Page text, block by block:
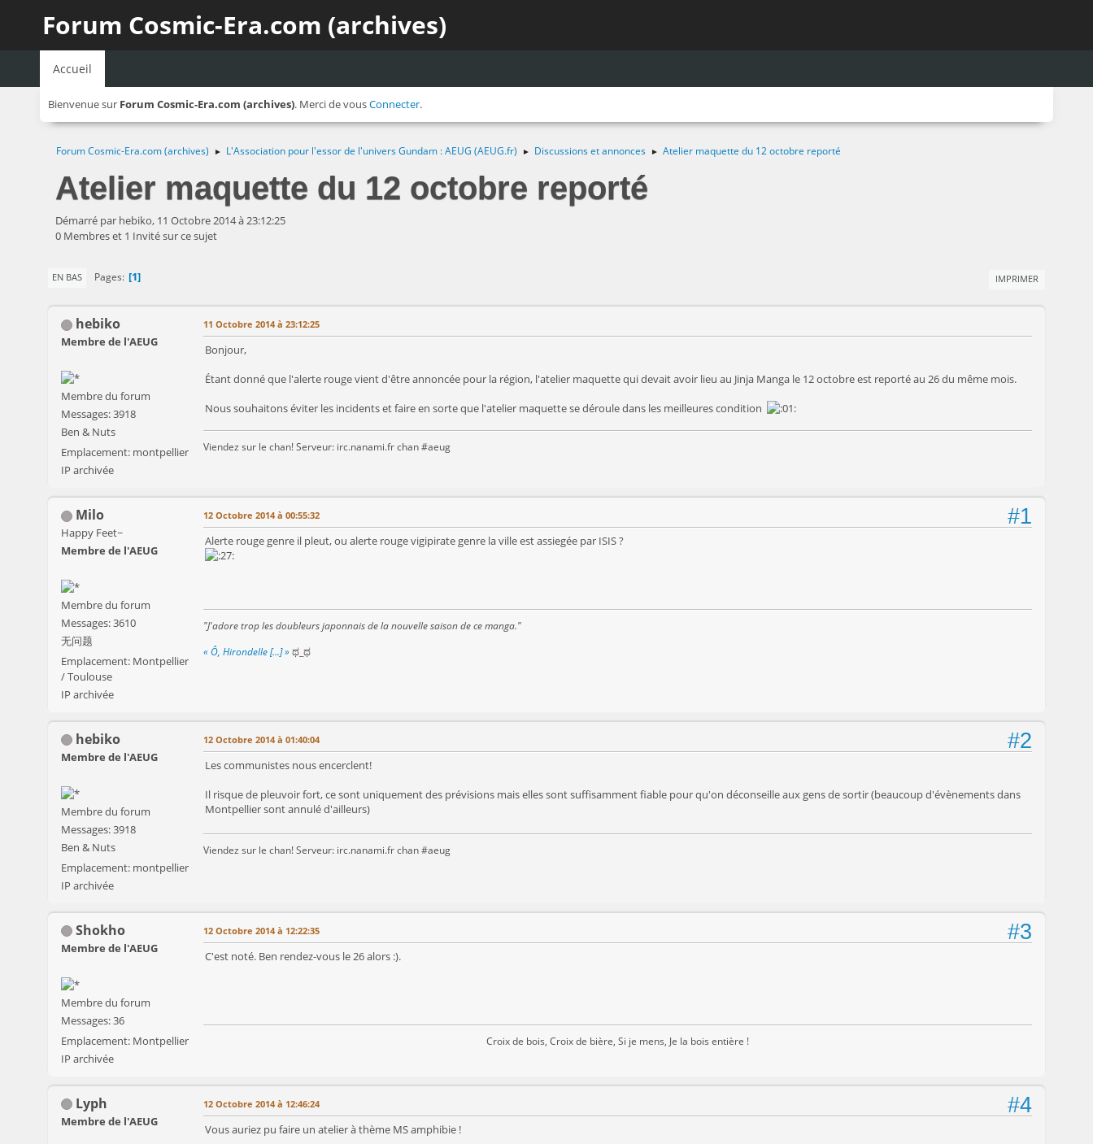
Forum Cosmic-Era.com (archives)
Accueil
Bienvenue sur Forum Cosmic-Era.com (archives). Merci de vousConnecter.
Forum Cosmic-Era.com (archives) ► L'Association pour l'essor de l'univers Gundam : AEUG (AEUG.fr) ► Discussions et annonces ► Atelier maquette du 12 octobre reporté
Atelier maquette du 12 octobre reporté
Démarré par hebiko, 11 Octobre 2014 à 23:12:25
0 Membres et 1 Invité sur ce sujet
IMPRIMER
EN BAS Pages 1
hebiko
Membre de l'AEUG
Membre du forum
Messages: 3918
Ben & Nuts
Emplacement: montpellier
IP archivée
11 Octobre 2014 à 23:12:25
Bonjour,
Étant donné que l'alerte rouge vient d'être annoncée pour la région, l'atelier maquette qui devait avoir lieu au Jinja Manga le 12 octobre est reporté au 26 du même mois.
Nous souhaitons éviter les incidents et faire en sorte que l'atelier maquette se déroule dans les meilleures condition
Viendez sur le chan! Serveur: irc.nanami.fr chan #aeug
Milo
Happy Feet~
Membre de l'AEUG
Membre du forum
Messages: 3610
无问题
Emplacement: Montpellier
/ Toulouse
IP archivée
#1
12 Octobre 2014 à 00:55:32
Alerte rouge genre il pleut, ou alerte rouge vigipirate genre la ville est assiegée par ISIS ?
"J'adore trop les doubleurs japonnais de la nouvelle saison de ce manga."
« Ô, Hirondelle [...] » ಥ_ಥ
hebiko
Membre de l'AEUG
Membre du forum
Messages: 3918
Ben & Nuts
Emplacement: montpellier
IP archivée
#2
12 Octobre 2014 à 01:40:04
Les communistes nous encerclent!
Il risque de pleuvoir fort, ce sont uniquement des prévisions mais elles sont suffisamment fiable pour qu'on déconseille aux gens de sortir (beaucoup d'évènements dans
Montpellier sont annulé d'ailleurs)
Viendez sur le chan! Serveur: irc.nanami.fr chan #aeug
Shokho
Membre de l'AEUG
Membre du forum
Messages: 36
Emplacement: Montpellier
IP archivée
#3
12 Octobre 2014 à 12:22:35
C'est noté. Ben rendez-vous le 26 alors :).
Croix de bois, Croix de bière, Si je mens, Je la bois entière !
Lyph
Membre de l'AEUG
#4
12 Octobre 2014 à 12:46:24
Vous auriez pu faire un atelier à thème MS amphibie !